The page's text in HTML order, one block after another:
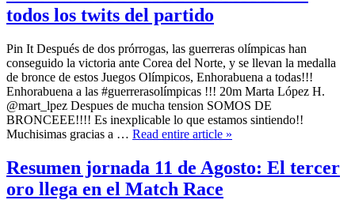
todos los twits del partido
Pin It Después de dos prórrogas, las guerreras olímpicas han
conseguido la victoria ante Corea del Norte, y se llevan la medalla
de bronce de estos Juegos Olímpicos, Enhorabuena a todas!!!
Enhorabuena a las #guerrerasolímpicas !!! 20m Marta López H.
BRONCEEE!!!! Es inexplicable lo que estamos sintiendo!!
Muchisimas gracias a … Read entire article »
Resumen jornada 11 de Agosto: El tercer
oro llega en el Match Race